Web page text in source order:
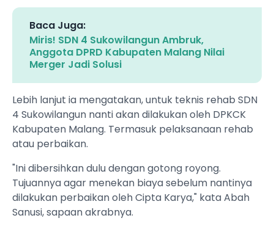
Baca Juga:
Miris! SDN 4 Sukowilangun Ambruk,
Anggota DPRD Kabupaten Malang Nilai
Merger Jadi Solusi
Lebih lanjut ia mengatakan, untuk teknis rehab SDN
4 Sukowilangun nanti akan dilakukan oleh DPKCK
Kabupaten Malang. Termasuk pelaksanaan rehab
atau perbaikan.
"Ini dibersihkan dulu dengan gotong royong.
Tujuannya agar menekan biaya sebelum nantinya
dilakukan perbaikan oleh Cipta Karya," kata Abah
Sanusi, sapaan akrabnya.